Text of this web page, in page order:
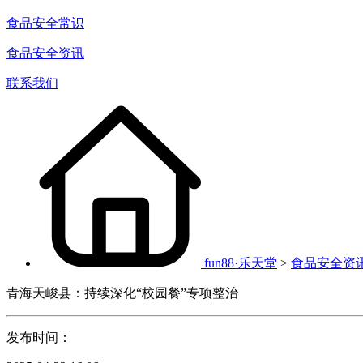
食品安全常识
食品安全资讯
联系我们
fun88·乐天堂 > 食品安全资
青海天峻县：持续深化“校园餐”专项整治
发布时间：